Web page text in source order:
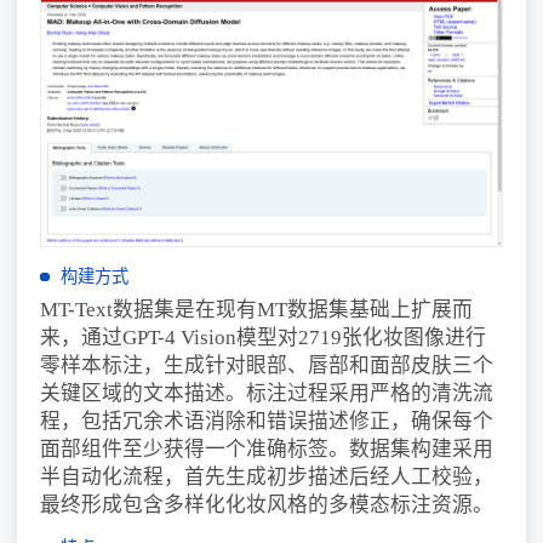
构建方式
MT-Text数据集是在现有MT数据集基础上扩展而
来，通过GPT-4 Vision模型对2719张化妆图像进行
零样本标注，生成针对眼部、唇部和面部皮肤三个
关键区域的文本描述。标注过程采用严格的清洗流
程，包括冗余术语消除和错误描述修正，确保每个
面部组件至少获得一个准确标签。数据集构建采用
半自动化流程，首先生成初步描述后经人工校验，
最终形成包含多样化化妆风格的多模态标注资源。